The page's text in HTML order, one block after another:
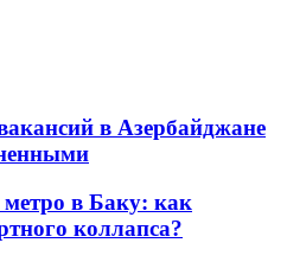
в Азербайджане
метро в Баку: как
коллапса?